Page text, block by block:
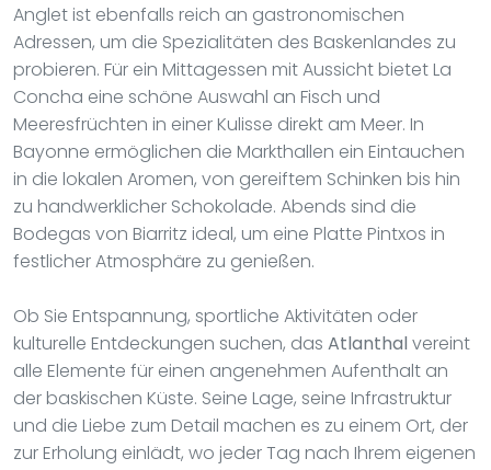
Anglet ist ebenfalls reich an gastronomischen
Adressen, um die Spezialitäten des Baskenlandes zu
probieren. Für ein Mittagessen mit Aussicht bietet La
Concha eine schöne Auswahl an Fisch und
Meeresfrüchten in einer Kulisse direkt am Meer. In
Bayonne ermöglichen die Markthallen ein Eintauchen
in die lokalen Aromen, von gereiftem Schinken bis hin
zu handwerklicher Schokolade. Abends sind die
Bodegas von Biarritz ideal, um eine Platte Pintxos in
festlicher Atmosphäre zu genießen.
Ob Sie Entspannung, sportliche Aktivitäten oder
kulturelle Entdeckungen suchen, das Atlanthal vereint
alle Elemente für einen angenehmen Aufenthalt an
der baskischen Küste. Seine Lage, seine Infrastruktur
und die Liebe zum Detail machen es zu einem Ort, der
zur Erholung einlädt, wo jeder Tag nach Ihrem eigenen